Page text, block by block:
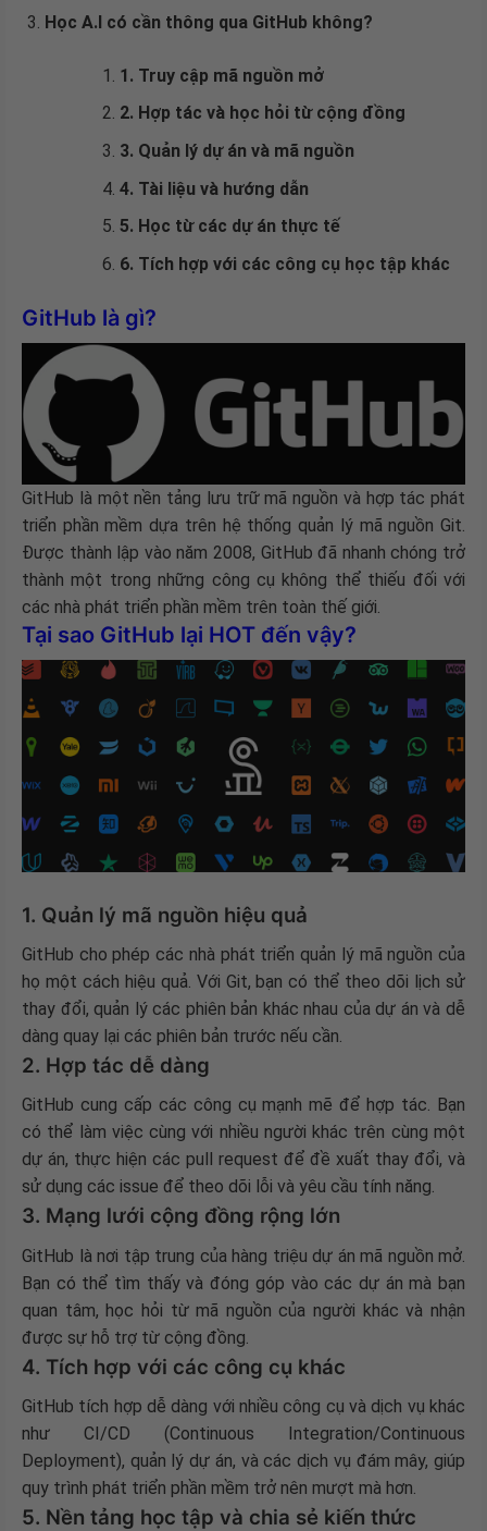
Học A.I có cần thông qua GitHub không?
1. Truy cập mã nguồn mở
2. Hợp tác và học hỏi từ cộng đồng
3. Quản lý dự án và mã nguồn
4. Tài liệu và hướng dẫn
5. Học từ các dự án thực tế
6. Tích hợp với các công cụ học tập khác
GitHub là gì?
GitHub là một nền tảng lưu trữ mã nguồn và hợp tác phát
triển phần mềm dựa trên hệ thống quản lý mã nguồn Git.
Được thành lập vào năm 2008, GitHub đã nhanh chóng trở
thành một trong những công cụ không thể thiếu đối với
các nhà phát triển phần mềm trên toàn thế giới.
Tại sao GitHub lại HOT đến vậy?
1. Quản lý mã nguồn hiệu quả
GitHub cho phép các nhà phát triển quản lý mã nguồn của
họ một cách hiệu quả. Với Git, bạn có thể theo dõi lịch sử
thay đổi, quản lý các phiên bản khác nhau của dự án và dễ
dàng quay lại các phiên bản trước nếu cần.
2. Hợp tác dễ dàng
GitHub cung cấp các công cụ mạnh mẽ để hợp tác. Bạn
có thể làm việc cùng với nhiều người khác trên cùng một
dự án, thực hiện các pull request để đề xuất thay đổi, và
sử dụng các issue để theo dõi lỗi và yêu cầu tính năng.
3. Mạng lưới cộng đồng rộng lớn
GitHub là nơi tập trung của hàng triệu dự án mã nguồn mở.
Bạn có thể tìm thấy và đóng góp vào các dự án mà bạn
quan tâm, học hỏi từ mã nguồn của người khác và nhận
được sự hỗ trợ từ cộng đồng.
4. Tích hợp với các công cụ khác
GitHub tích hợp dễ dàng với nhiều công cụ và dịch vụ khác
như CI/CD (Continuous Integration/Continuous
Deployment), quản lý dự án, và các dịch vụ đám mây, giúp
quy trình phát triển phần mềm trở nên mượt mà hơn.
5. Nền tảng học tập và chia sẻ kiến thức